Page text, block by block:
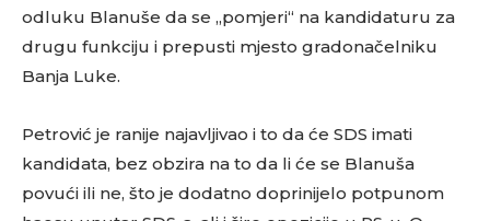
odluku Blanuše da se „pomjeri“ na kandidaturu za
drugu funkciju i prepusti mjesto gradonačelniku
Banja Luke.
Petrović je ranije najavljivao i to da će SDS imati
kandidata, bez obzira na to da li će se Blanuša
povući ili ne, što je dodatno doprinijelo potpunom